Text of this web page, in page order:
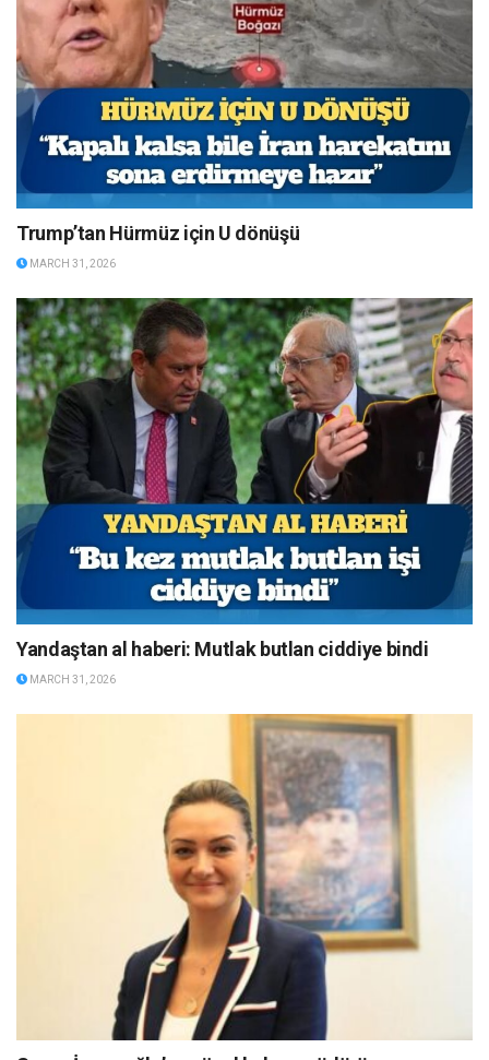
Trump’tan Hürmüz için U dönüşü
MARCH 31, 2026
Yandaştan al haberi: Mutlak butlan ciddiye bindi
MARCH 31, 2026